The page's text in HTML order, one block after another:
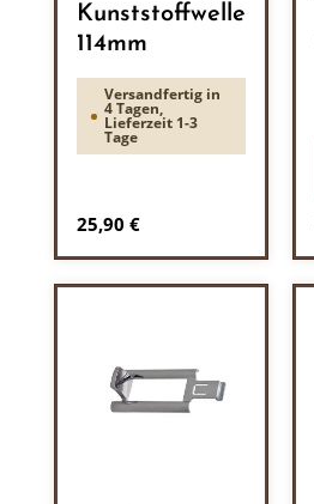
Kunststoffwelle
114mm
Versandfertig in
4 Tagen,
Lieferzeit 1-3
Tage
Regulärer Preis:
25,90 €